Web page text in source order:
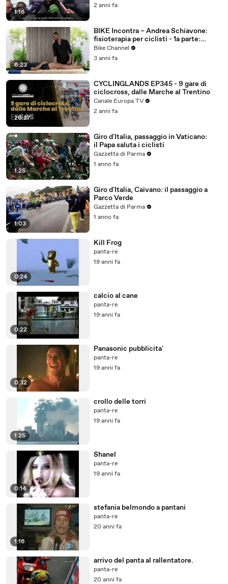
1:16
2 anni fa
6:23
BIKE Incontra – Andrea Schiavone:
fisioterapia per ciclisti - 1a parte:
massaggio sportivo
Bike Channel
3 anni fa
26:27
CYCLINGLANDS EP345 - 9 gare di
ciclocross, dalle Marche al Trentino
Canale Europa TV
2 anni fa
1:25
Giro d'Italia, passaggio in Vaticano:
il Papa saluta i ciclisti
Gazzetta di Parma
1 anno fa
1:03
Giro d'Italia, Caivano: il passaggio a
Parco Verde
Gazzetta di Parma
1 anno fa
0:24
Kill Frog
panta-re
19 anni fa
0:22
calcio al cane
panta-re
19 anni fa
0:32
Panasonic pubblicita'
panta-re
19 anni fa
1:25
crollo delle torri
panta-re
19 anni fa
0:14
Shanel
panta-re
19 anni fa
1:16
stefania belmondo a pantani
panta-re
20 anni fa
arrivo del panta al rallentatore.
panta-re
20 anni fa